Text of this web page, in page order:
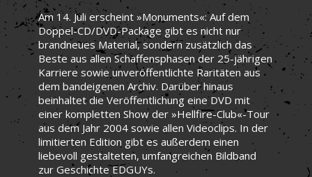
Am 14. Juli erscheint »Monuments«: Auf dem
Doppel-CD/DVD-Package gibt es nicht nur
brandneues Material, sondern zusätzlich das
Beste aus allen Schaffensphasen der 25-jährigen
Karriere sowie unveröffentlichte Raritäten aus
dem bandeigenen Archiv. Darüber hinaus
beinhaltet die Veröffentlichung eine DVD mit
einer kompletten Show der »Hellfire-Club«-Tour
aus dem Jahr 2004 sowie allen Videoclips. In der
limitierten Edition gibt es außerdem einen
liebevoll gestalteten, umfangreichen Bildband
zur Geschichte EDGUYs.